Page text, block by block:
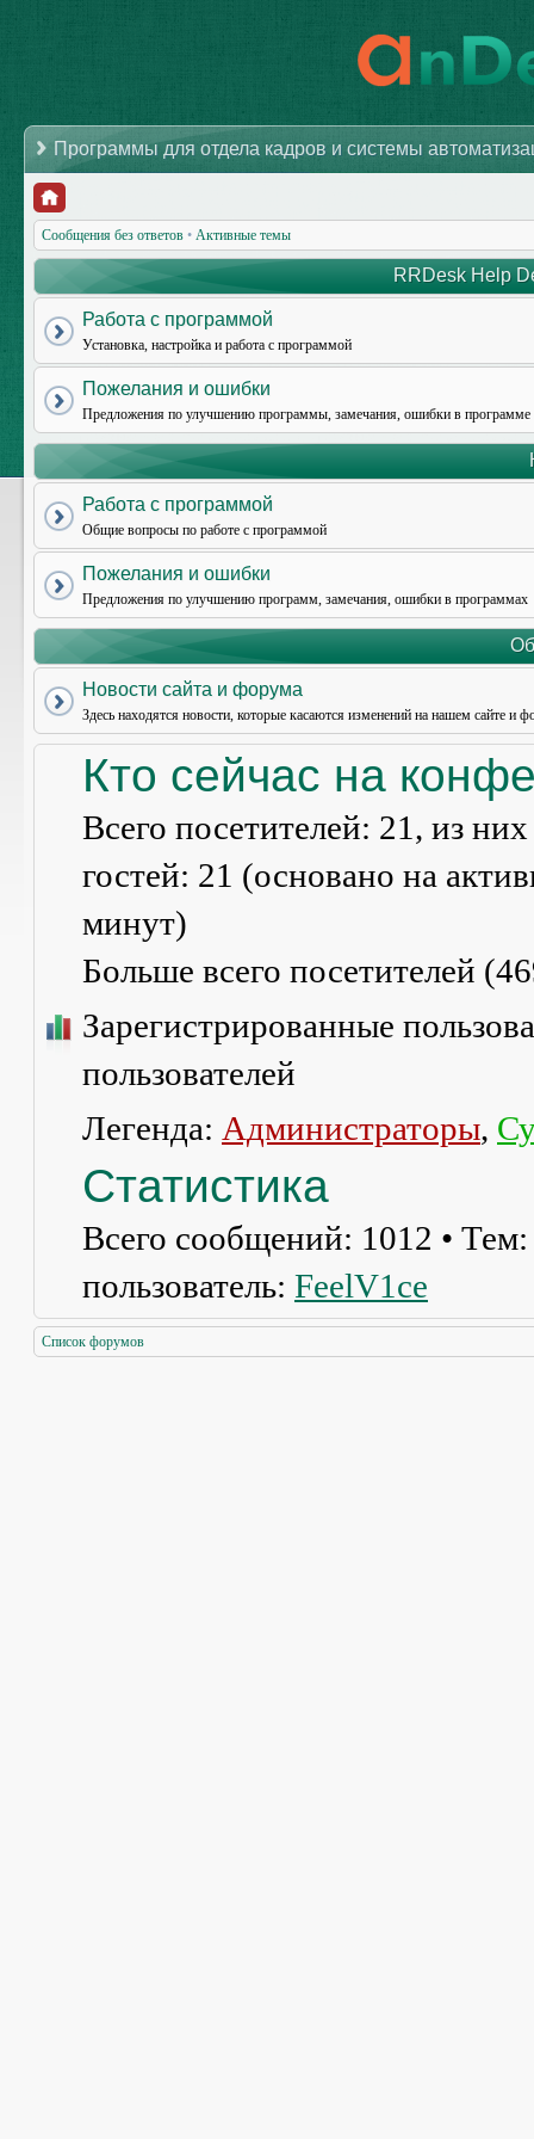
Программы для отдела кадров и системы
Сообщения без ответов • Активные темы
RRDesk Help
Работа с программой
Установка, настройка и работа с программой
Пожелания и ошибки
Предложения по улучшению программы, замечания, ошибки в программе
Работа с программой
Общие вопросы по работе с программой
Пожелания и ошибки
Предложения по улучшению программ, замечания, ошибки в программах
Новости сайта и форума
Здесь находятся новости, которые касаются изменений на нашем сайте и
Кто сейчас на
Всего посетителей: 21 , из
гостей: 21 (основано на
минут)
Больше всего посетителей (
Зарегистрированные
пользователей
Легенда: Администраторы,
Статистика
Всего сообщений: 1012 •
пользователь: FeelV1ce
Список форумов